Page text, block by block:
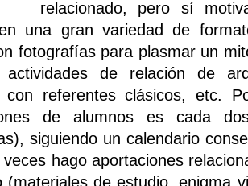
relacionado, pero sí
una gran variedad de
fotografías para plasmar un
actividades de relación de
con referentes clásicos, etc.
de alumnos es cada
siguiendo un calendario
hago aportaciones
(materiales de estudio, enigma